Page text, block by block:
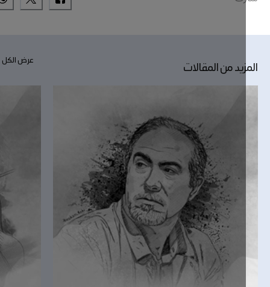
من المقالات عرض الكل